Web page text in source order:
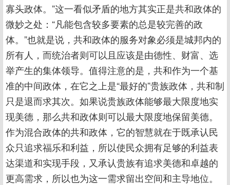
寡头政体。”这一看似矛盾的地方其实正是共和政体的
微妙之处：“凡能包含较多要素的总是较完善的政
体。”也就是说，共和政体的服务对象必须是城邦内的
所有人，而统治者则可以且应该是由德性、财富、选
举产生的集体领导。值得注意的是，共和作为一个基
准的中间政体，在它之上是“最好的”贵族政体，共和制
只是退而求其次。如果说贵族政体能够最大限度地实
现美德，那么共和政体则可以最大限度地保留美德。
作为混合政体的共和政体，它的智慧就在于既承认民
众只追求福乐和利益，所以使民众拥有足够的利益表
达渠道和实现手段，又承认贵族有追求美德和卓越的
更高需求，所以也为这一需求留出空间和主导地位。